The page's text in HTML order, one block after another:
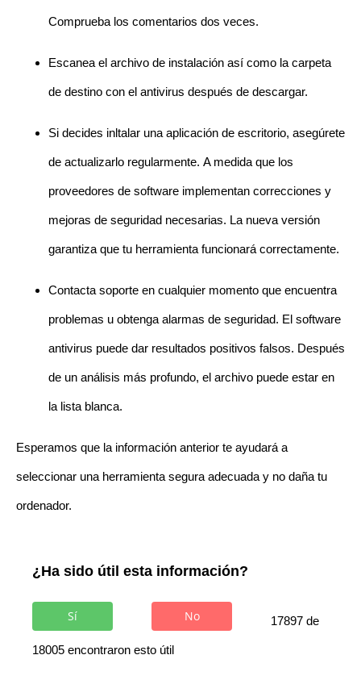
Comprueba los comentarios dos veces.
Escanea el archivo de instalación así como la carpeta
de destino con el antivirus después de descargar.
Si decides inltalar una aplicación de escritorio, asegúrete
de actualizarlo regularmente. A medida que los
proveedores de software implementan correcciones y
mejoras de seguridad necesarias. La nueva versión
garantiza que tu herramienta funcionará correctamente.
Contacta soporte en cualquier momento que encuentra
problemas u obtenga alarmas de seguridad. El software
antivirus puede dar resultados positivos falsos. Después
de un análisis más profundo, el archivo puede estar en
la lista blanca.
Esperamos que la información anterior te ayudará a
seleccionar una herramienta segura adecuada y no daña tu
ordenador.
¿Ha sido útil esta información?
Sí No 17897 de
18005 encontraron esto útil